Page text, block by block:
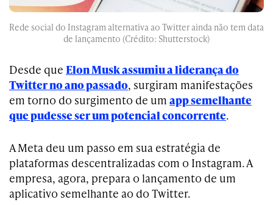
Rede social do Instagram alternativa ao Twitter ainda não tem data
de lançamento (Crédito: Shutterstock)
Desde que Elon Musk assumiu a liderança do
Twitter no ano passado, surgiram manifestações
em torno do surgimento de um app semelhante
que pudesse ser um potencial concorrente.
A Meta deu um passo em sua estratégia de
plataformas descentralizadas com o Instagram. A
empresa, agora, prepara o lançamento de um
aplicativo semelhante ao do Twitter.